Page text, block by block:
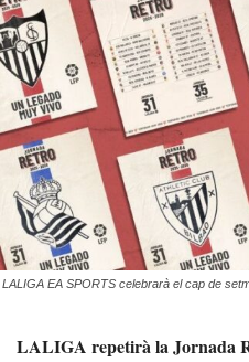
LALIGA EA SPORTS celebrarà el cap de
LALIGA repetirà la Jornada